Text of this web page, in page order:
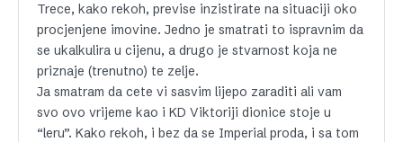
Trece, kako rekoh, previse inzistirate na situaciji oko
procjenjene imovine. Jedno je smatrati to ispravnim da
se ukalkulira u cijenu, a drugo je stvarnost koja ne
priznaje (trenutno) te zelje.
Ja smatram da cete vi sasvim lijepo zaraditi ali vam
svo ovo vrijeme kao i KD Viktoriji dionice stoje u
“leru”. Kako rekoh, i bez da se Imperial proda, i sa tom